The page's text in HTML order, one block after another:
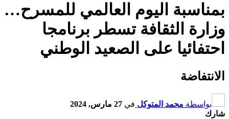
بمناسبة اليوم العالمي للمسرح…
وزارة الثقافة تسطر برنامجا
احتفائيا على الصعيد الوطني
الانتفاضة
بواسطة محمد المتوكل في 27 مارس, 2024
شارك